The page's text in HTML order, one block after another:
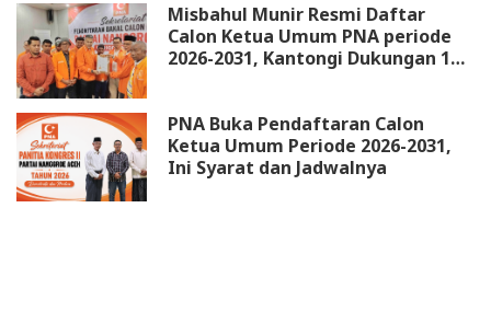
Misbahul Munir Resmi Daftar
Calon Ketua Umum PNA periode
2026-2031, Kantongi Dukungan 18
PNA Buka Pendaftaran Calon
Ketua Umum Periode 2026-2031,
Ini Syarat dan Jadwalnya